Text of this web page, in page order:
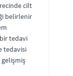
cilt
belirlenir
tedavi
tedavisi
gelişmiş